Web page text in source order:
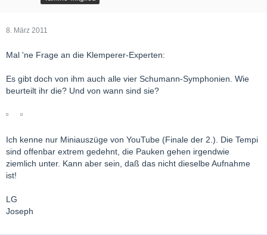
8. März 2011
Mal 'ne Frage an die Klemperer-Experten:
Es gibt doch von ihm auch alle vier Schumann-Symphonien. Wie
beurteilt ihr die? Und von wann sind sie?
Ich kenne nur Miniauszüge von YouTube (Finale der 2.). Die Tempi
sind offenbar extrem gedehnt, die Pauken gehen irgendwie
ziemlich unter. Kann aber sein, daß das nicht dieselbe Aufnahme
ist!
LG
Joseph